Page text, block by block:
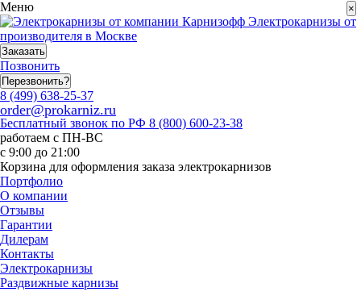
Меню
Электрокарнизы от
производителя в Москве
Заказать
Позвонить
Перезвонить?
8 (499) 638-25-37
order@prokarniz.ru
Бесплатный звонок по РФ 8 (800) 600-23-38
работаем с ПН-ВС
с 9:00 до 21:00
Корзина для оформления заказа электрокарнизов
Портфолио
О компании
Отзывы
Гарантии
Дилерам
Контакты
Электрокарнизы
Раздвижные карнизы
×